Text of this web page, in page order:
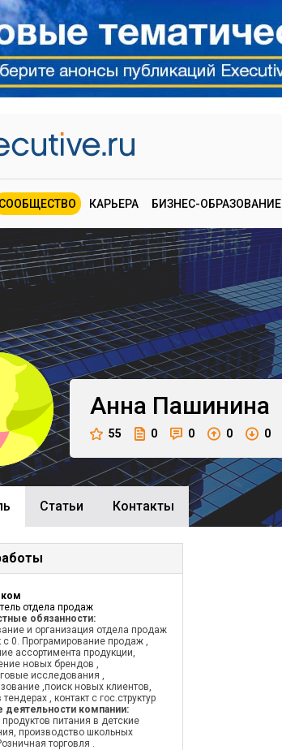
СООБЩЕСТВО КАРЬЕРА БИЗНЕС-ОБРАЗОВАНИЕ
Анна Пашинина
55 0 0 0 0
Cтатьи Контакты
отдела продаж
обязанности:
и организация отдела продаж
с 0. Програмирование продаж ,
ассортимента продукции,
новых брендов ,
исследования ,
,поиск новых клиентов,
, контакт с гос.структур
деятельности компании:
продуктов питания в детские
производство школьных
торговля .